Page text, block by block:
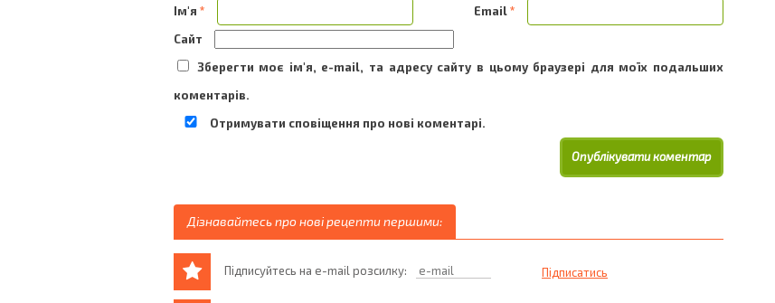
Ім'я * Email*
Сайт
Зберегти моє ім'я, e-mail, та адресу сайту в цьому браузері для моїх подальших
коментарів.
Отримувати сповіщення про нові коментарі.
Дізнавайтесь про нові рецепти першими:
Підписуйтесь на e-mail розсилку: